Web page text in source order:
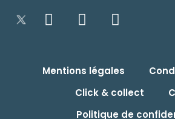
Mentions légales
Click & collect
Politique de